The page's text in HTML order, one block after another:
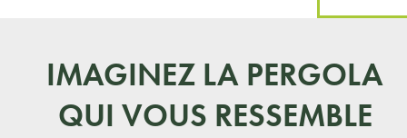
IMAGINEZ LA PERGOLA
QUI VOUS RESSEMBLE